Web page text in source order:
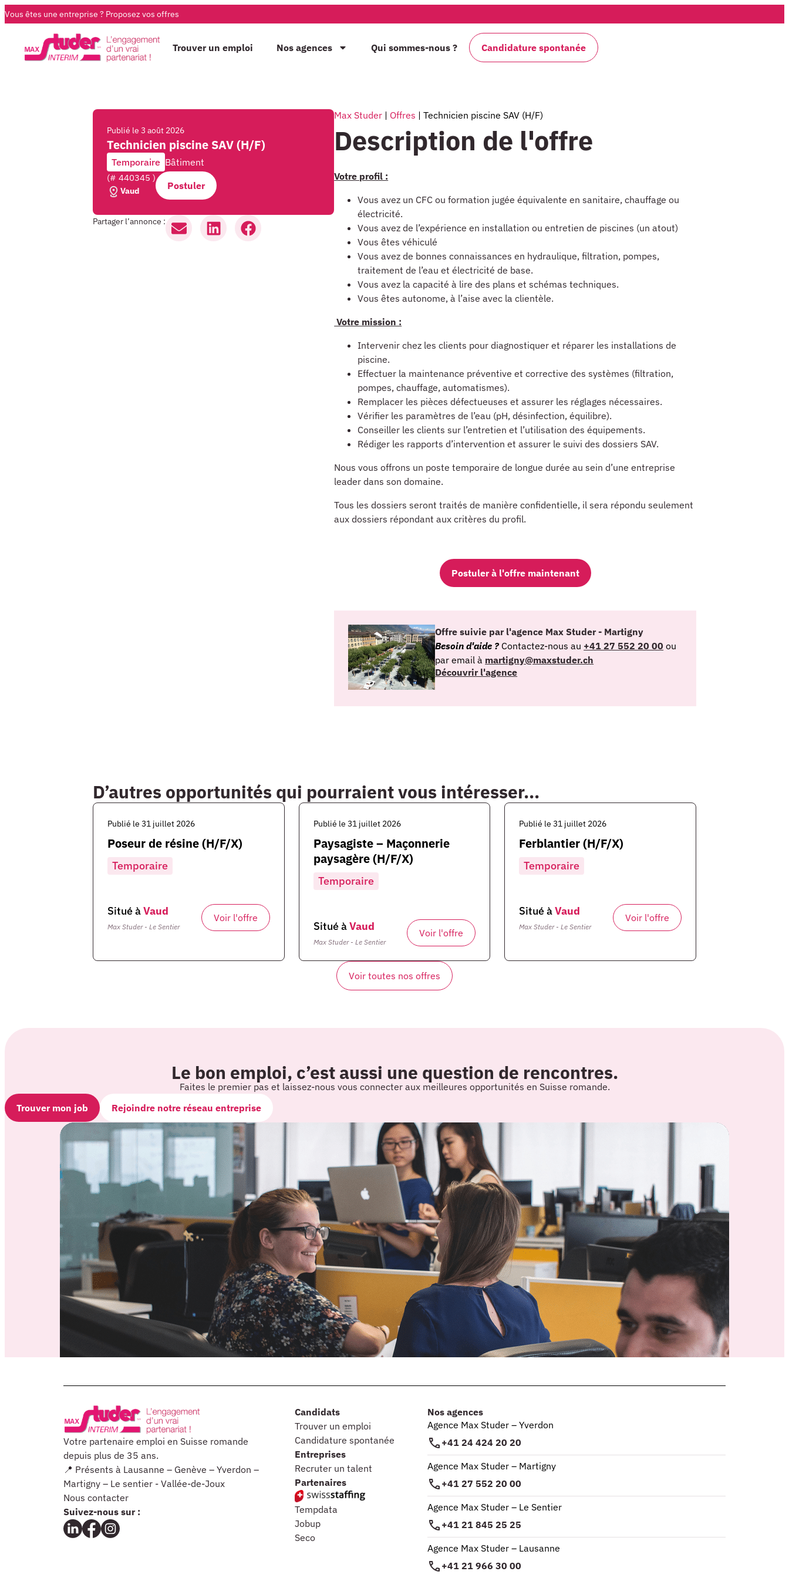
Vous êtes une entreprise ? Proposez vos offres
Trouver un emploi Nos agences Qui sommes-nous ? Candidature spontanée
Publié le 3 août 2026
Technicien piscine SAV (H/F)
Temporaire Bâtiment
(# 440345 )
Vaud Postuler
Partager l’annonce :
Max Studer | Offres |Technicien piscine SAV (H/F)
Description de l'offre
Votre profil :
Vous avez un CFC ou formation jugée équivalente en sanitaire, chauffage ou
électricité.
Vous avez de l’expérience en installation ou entretien de piscines (un atout)
Vous êtes véhiculé
Vous avez de bonnes connaissances en hydraulique, filtration, pompes,
traitement de l’eau et électricité de base.
Vous avez la capacité à lire des plans et schémas techniques.
Vous êtes autonome, à l’aise avec la clientèle.
Votre mission :
Intervenir chez les clients pour diagnostiquer et réparer les installations de
piscine.
Effectuer la maintenance préventive et corrective des systèmes (filtration,
pompes, chauffage, automatismes).
Remplacer les pièces défectueuses et assurer les réglages nécessaires.
Vérifier les paramètres de l’eau (pH, désinfection, équilibre).
Conseiller les clients sur l’entretien et l’utilisation des équipements.
Rédiger les rapports d’intervention et assurer le suivi des dossiers SAV.
Nous vous offrons un poste temporaire de longue durée au sein d’une entreprise
leader dans son domaine.
Tous les dossiers seront traités de manière confidentielle, il sera répondu seulement
aux dossiers répondant aux critères du profil.
Postuler à l'offre maintenant
Offre suivie par l'agence Max Studer - Martigny
Besoin d'aide ?Contactez-nous au +41 27 552 20 00 ou
par email à martigny@maxstuder.ch
Découvrir l'agence
D’autres opportunités qui pourraient vous intéresser...
Publié le 31 juillet 2026
Poseur de résine (H/F/X)
Temporaire
Situé àVaud
Max Studer - Le Sentier
Voir l'offre
Publié le 31 juillet 2026
Paysagiste – Maçonnerie
paysagère (H/F/X)
Temporaire
Situé àVaud
Max Studer - Le Sentier
Voir l'offre
Publié le 31 juillet 2026
Ferblantier (H/F/X)
Temporaire
Situé àVaud
Max Studer - Le Sentier
Voir l'offre
Voir toutes nos offres
Le bon emploi, c’est aussi une question de rencontres.
Faites le premier pas et laissez-nous vous connecter aux meilleures opportunités en Suisse romande.
Trouver mon job
Rejoindre notre réseau entreprise
Votre partenaire emploi en Suisse romande
depuis plus de 35 ans.
📍 Présents à Lausanne – Genève – Yverdon –
Martigny – Le sentier - Vallée-de-Joux
Nous contacter
Suivez-nous sur :
Candidats
Trouver un emploi
Candidature spontanée
Entreprises
Recruter un talent
Partenaires
Tempdata
Jobup
Seco
Nos agences
Agence Max Studer – Yverdon
+41 24 424 20 20
Agence Max Studer – Martigny
+41 27 552 20 00
Agence Max Studer – Le Sentier
+41 21 845 25 25
Agence Max Studer – Lausanne
+41 21 966 30 00